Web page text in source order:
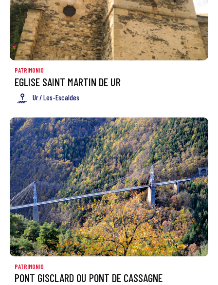
PATRIMONIO
EGLISE SAINT MARTIN DE UR
Ur / Les-Escaldes
PATRIMONIO
PONT GISCLARD OU PONT DE CASSAGNE